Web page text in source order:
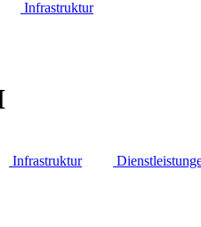
Infrastruktur
Infrastruktur